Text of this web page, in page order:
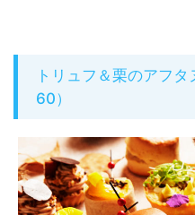
トリュフ＆栗のアフ
60）